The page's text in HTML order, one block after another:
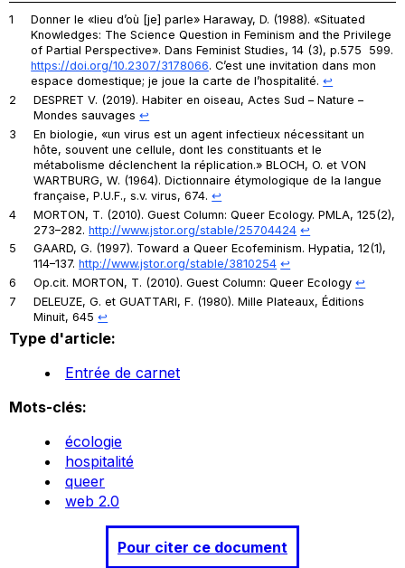
1
Donner le «lieu d’où [je] parle» Haraway, D. (1988). «Situated
Knowledges: The Science Question in Feminism and the Privilege
of Partial Perspective». DansFeminist Studies, 14 (3), p.575 599.
https://doi.org/10.2307/3178066. C’est une invitation dans mon
espace domestique; je joue la carte de l’hospitalité.↩︎
2
DESPRET V. (2019). Habiter en oiseau,Actes Sud – Nature –
Mondes sauvages ↩︎
3
En biologie, «un virus est un agent infectieux nécessitant un
hôte, souvent une cellule, dont les constituants et le
métabolisme déclenchent la réplication.» BLOCH, O. et VON
WARTBURG, W. (1964). Dictionnaire étymologique de la langue
française,P.U.F., s.v. virus, 674.↩︎
4
MORTON, T. (2010). Guest Column: Queer Ecology. PMLA, 125(2),
273–282.http://www.jstor.org/stable/25704424 ↩︎
5
GAARD, G. (1997). Toward a Queer Ecofeminism.Hypatia,12(1),
114–137.http://www.jstor.org/stable/3810254 ↩︎
6
Op.cit. MORTON, T. (2010).Guest Column: Queer Ecology ↩︎
7
DELEUZE, G. et GUATTARI, F. (1980).Mille Plateaux, Éditions
Minuit, 645↩︎
Type d'article:
Entrée de carnet
Mots-clés:
écologie
hospitalité
queer
web 2.0
Pour citer ce document